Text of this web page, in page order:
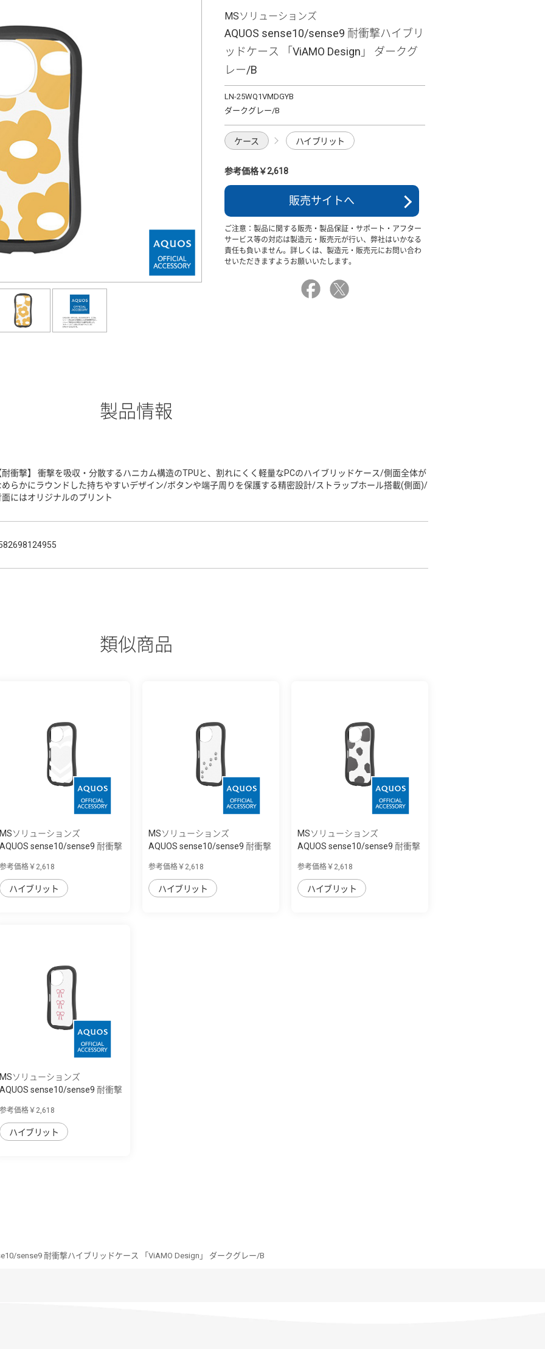
MSソリューションズ
AQUOS sense10/sense9 耐衝撃ハイブリ
ッドケース 「ViAMO Design」 ダークグ
レー/B
LN-25WQ1VMDGYB
ダークグレー/B
ケース ハイブリット
参考価格￥2,618
販売サイトへ
ご注意：製品に関する販売・製品保証・サポート・アフター
サービス等の対応は製造元・販売元が行い、弊社はいかなる
責任も負いません。詳しくは、製造元・販売元にお問い合わ
せいただきますようお願いいたします。
製品情報
耐衝撃】 衝撃を吸収・分散するハニカム構造のTPUと、割れにくく軽量なPCのハイブリッドケース/側面全体が
めらかにラウンドした持ちやすいデザイン/ボタンや端子周りを保護する精密設計/ストラップホール搭載(側面)/
面にはオリジナルのプリント
類似商品
MSソリューションズ
AQUOS sense10/sense9 耐衝撃
参考価格￥2,618
ハイブリット
MSソリューションズ
AQUOS sense10/sense9 耐衝撃
参考価格￥2,618
ハイブリット
MSソリューションズ
AQUOS sense10/sense9 耐衝撃
参考価格￥2,618
ハイブリット
MSソリューションズ
AQUOS sense10/sense9 耐衝撃
参考価格￥2,618
ハイブリット
sense9 耐衝撃ハイブリッドケース 「ViAMO Design」 ダークグレー/B